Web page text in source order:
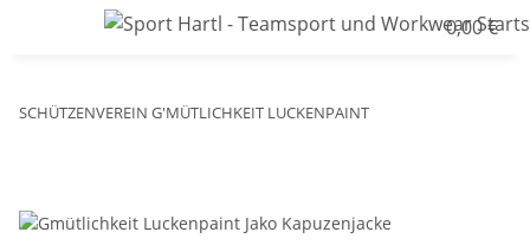
0,00 €
SCHÜTZENVEREIN G'MÜTLICHKEIT LUCKENPAINT